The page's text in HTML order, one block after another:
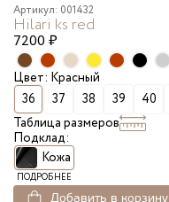
Артикул: 001432
Hilari ks red
7200 ₽
Цвет: Красный
36
37 38 39 40
Таблица размеров
Подклад:
Кожа
ПОДРОБНЕЕ
Добавить в корзину